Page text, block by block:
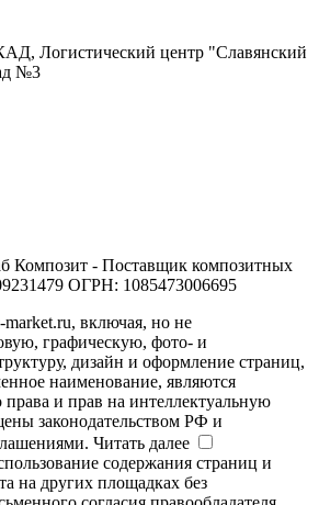
Логистический центр "Славянский
№3
- Поставщик композитных
ОГРН: 1085473006695
включая, но не
графическую, фото- и
дизайн и оформление страниц,
наименование, являются
права и прав на интеллектуальную
законодательством РФ и
Читать далее
содержания страниц и
на других площадках без